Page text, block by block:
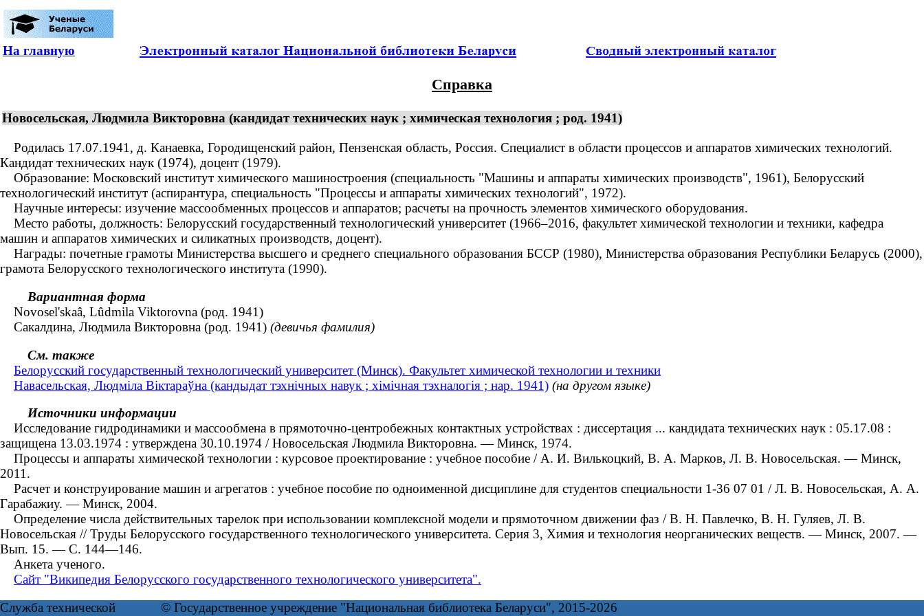
На главную
Справка
Новосельская, Людмила Викторовна (кандидат технических наук ; химическая технология ; род. 1941)
Родилась 17.07.1941, д. Канаевка, Городищенский район, Пензенская область, Россия. Специалист в области процессов и аппаратов химических технологий.
Кандидат технических наук (1974), доцент (1979).
Образование: Московский институт химического машиностроения (специальность "Машины и аппараты химических производств", 1961), Белорусский
технологический институт (аспирантура, специальность "Процессы и аппараты химических технологий", 1972).
Научные интересы: изучение массообменных процессов и аппаратов; расчеты на прочность элементов химического оборудования.
Место работы, должность: Белорусский государственный технологический университет (1966–2016, факультет химической технологии и техники, кафедра
машин и аппаратов химических и силикатных производств, доцент).
Награды: почетные грамоты Министерства высшего и среднего специального образования БССР (1980), Министерства образования Республики Беларусь (2000),
грамота Белорусского технологического института (1990).
Вариантная форма
Novosel'skaâ, Lûdmila Viktorovna (род. 1941)
Сакалдина, Людмила Викторовна (род. 1941) (девичья фамилия)
См. также
Белорусский государственный технологический университет (Минск). Факультет химической технологии и техники
Навасельская, Людміла Віктараўна (кандыдат тэхнічных навук ; хімічная тэхналогія ; нар. 1941) (на другом языке)
Источники информации
Исследование гидродинамики и массообмена в прямоточно-центробежных контактных устройствах : диссертация ... кандидата технических наук : 05.17.08 :
защищена 13.03.1974 : утверждена 30.10.1974 / Новосельская Людмила Викторовна. — Минск, 1974.
Процессы и аппараты химической технологии : курсовое проектирование : учебное пособие / А. И. Вилькоцкий, В. А. Марков, Л. В. Новосельская. — Минск,
2011.
Расчет и конструирование машин и агрегатов : учебное пособие по одноименной дисциплине для студентов специальности 1-36 07 01 / Л. В. Новосельская, А. А.
Гарабажиу. — Минск, 2004.
Определение числа действительных тарелок при использовании комплексной модели и прямоточном движении фаз / В. Н. Павлечко, В. Н. Гуляев, Л. В.
Новосельская // Труды Белорусского государственного технологического университета. Серия 3, Химия и технология неорганических веществ. — Минск, 2007. —
Вып. 15. — С. 144—146.
Анкета ученого.
Сайт "Википедия Белорусского государственного технологического университета".
Служба технической
© Государственное учреждение "Национальная библиотека Беларуси", 2015-2026